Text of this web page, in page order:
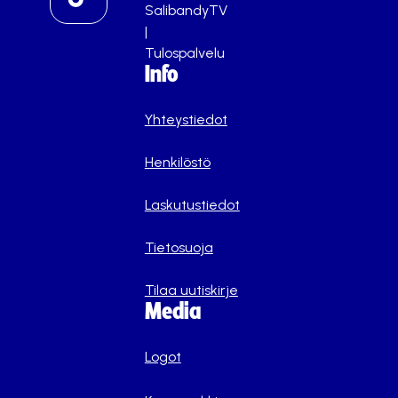
SalibandyTV
|
Tulospalvelu
Info
Yhteystiedot
Henkilöstö
Laskutustiedot
Tietosuoja
Tilaa uutiskirje
Media
Logot